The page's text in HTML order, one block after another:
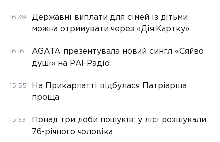
16:39
Державні виплати для сімей із дітьми
можна отримувати через «Дія.Картку»
16:16
AGATA презентувала новий сингл «Сяйво
душі» на РАІ-Радіо
15:55
На Прикарпатті відбулася Патріарша
проща
15:33
Понад три доби пошуків: у лісі розшукали
76-річного чоловіка